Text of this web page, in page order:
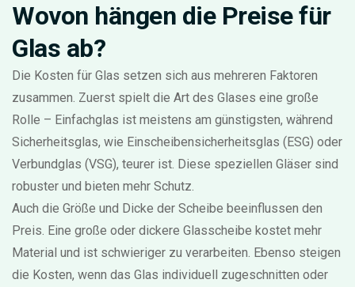
Wovon hängen die Preise für
Glas ab?
Die Kosten für Glas setzen sich aus mehreren Faktoren
zusammen. Zuerst spielt die Art des Glases eine große
Rolle – Einfachglas ist meistens am günstigsten, während
Sicherheitsglas, wie Einscheibensicherheitsglas (ESG) oder
Verbundglas (VSG), teurer ist. Diese speziellen Gläser sind
robuster und bieten mehr Schutz.
Auch die Größe und Dicke der Scheibe beeinflussen den
Preis. Eine große oder dickere Glasscheibe kostet mehr
Material und ist schwieriger zu verarbeiten. Ebenso steigen
die Kosten, wenn das Glas individuell zugeschnitten oder